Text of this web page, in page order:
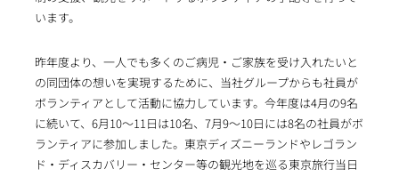
います。
昨年度より、一人でも多くのご病児・ご家族を受け入れたいと
の同団体の想いを実現するために、当社グループからも社員が
ボランティアとして活動に協力しています。今年度は4月の9名
に続いて、6月10～11日は10名、7月9～10日には8名の社員がボ
ランティアに参加しました。東京ディズニーランドやレゴラン
ド・ディスカバリー・センター等の観光地を巡る東京旅行当日